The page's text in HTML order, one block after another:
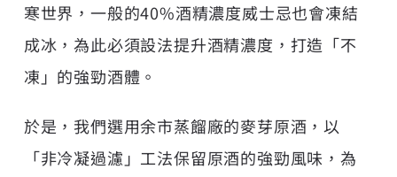
寒世界，一般的40%酒精濃度威士忌也會凍結
成冰，為此必須設法提升酒精濃度，打造「不
凍」的強勁酒體。
於是，我們選用余市蒸餾廠的麥芽原酒，以
「非冷凝過濾」工法保留原酒的強勁風味，為